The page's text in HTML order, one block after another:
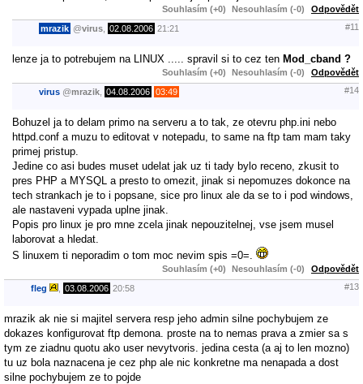
Souhlasím (+0) Nesouhlasím (-0) Odpovědět
mrazik @virus 02.08.2006 21:21 #11
lenze ja to potrebujem na LINUX ..... spravil si to cez ten Mod_cband ?
Souhlasím (+0) Nesouhlasím (-0) Odpovědět
virus @mrazik 04.08.2006 03:49 #14
Bohuzel ja to delam primo na serveru a to tak, ze otevru php.ini nebo
httpd.conf a muzu to editovat v notepadu, to same na ftp tam mam taky
primej pristup.
Jedine co asi budes muset udelat jak uz ti tady bylo receno, zkusit to
pres PHP a MYSQL a presto to omezit, jinak si nepomuzes dokonce na
tech strankach je to i popsane, sice pro linux ale da se to i pod windows,
ale nastaveni vypada uplne jinak.
Popis pro linux je pro mne zcela jinak nepouzitelnej, vse jsem musel
laborovat a hledat.
S linuxem ti neporadim o tom moc nevim spis =0=.
Souhlasím (+0) Nesouhlasím (-0) Odpovědět
fleg 03.08.2006 20:58 #13
mrazik ak nie si majitel servera resp jeho admin silne pochybujem ze
dokazes konfigurovat ftp demona. proste na to nemas prava a zmier sa s
tym ze ziadnu quotu ako user nevytvoris. jedina cesta (a aj to len mozno)
tu uz bola naznacena je cez php ale nic konkretne ma nenapada a dost
silne pochybujem ze to pojde